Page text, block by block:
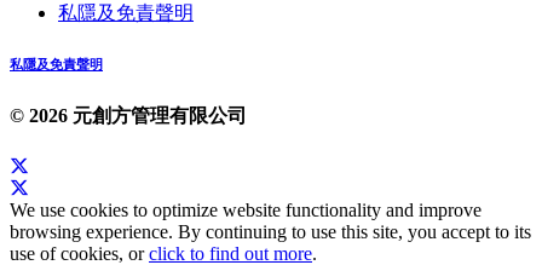
私隱及免責聲明
私隱及免責聲明
© 2026 元創方管理有限公司
We use cookies to optimize website functionality and improve
browsing experience. By continuing to use this site, you accept to its
use of cookies, orclick to find out more.